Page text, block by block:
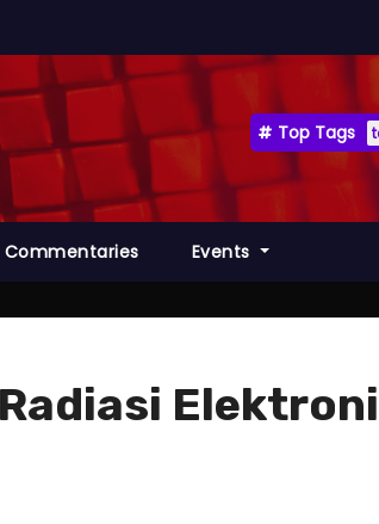
Top Tags
Commentaries Events